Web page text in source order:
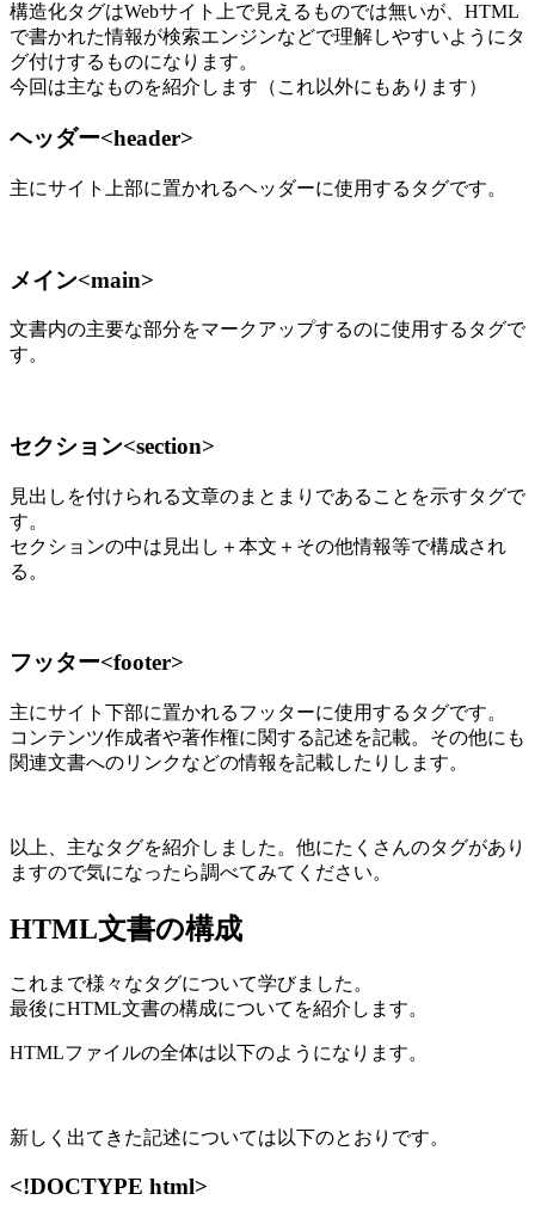
構造化タグはWebサイト上で見えるものでは無いが、HTML
で書かれた情報が検索エンジンなどで理解しやすいようにタ
グ付けするものになります。
今回は主なものを紹介します（これ以外にもあります）
ヘッダー<header>
主にサイト上部に置かれるヘッダーに使用するタグです。
メイン<main>
文書内の主要な部分をマークアップするのに使用するタグで
す。
セクション<section>
見出しを付けられる文章のまとまりであることを示すタグで
す。
セクションの中は見出し＋本文＋その他情報等で構成され
る。
フッター<footer>
主にサイト下部に置かれるフッターに使用するタグです。
コンテンツ作成者や著作権に関する記述を記載。その他にも
関連文書へのリンクなどの情報を記載したりします。
以上、主なタグを紹介しました。他にたくさんのタグがあり
ますので気になったら調べてみてください。
HTML文書の構成
これまで様々なタグについて学びました。
最後にHTML文書の構成についてを紹介します。
HTMLファイルの全体は以下のようになります。
新しく出てきた記述については以下のとおりです。
<!DOCTYPE html>